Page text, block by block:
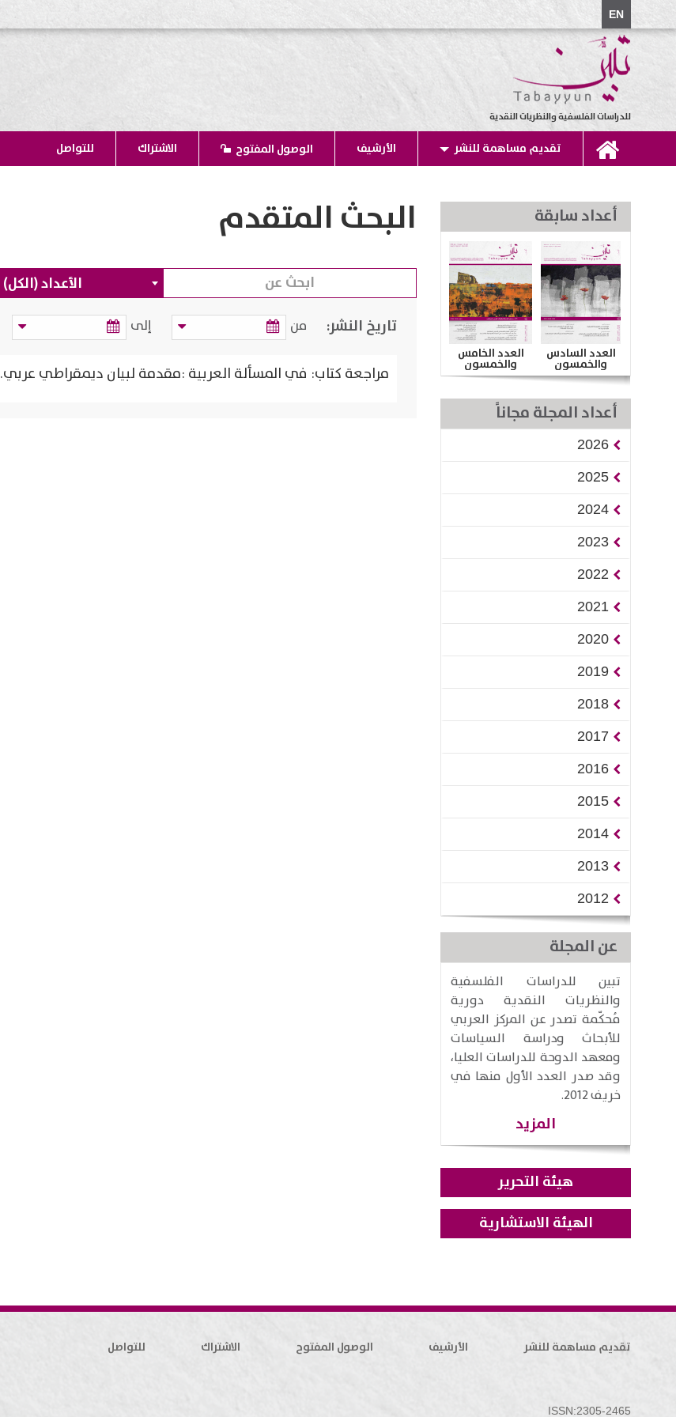
EN
للدراسات الفلسفية والنظريات النقدية
تقديم مساهمة للنشر الأرشيف الوصول المفتوح الاشتراك للتواصل
البحث المتقدم
الأعداد (الكل)
تاريخ النشر:
من إلى
مراجعة كتاب: في المسألة العربية :مقدمة لبيان ديمقراطي عربي.
أعداد سابقة
العدد السادس
والخمسون
العدد الخامس
والخمسون
أعداد المجلة مجاناً
2026
2025
2024
2023
2022
2021
2020
2019
2018
2017
2016
2015
2014
2013
2012
عن المجلة
تبين للدراسات الفلسفية
والنظريات النقدية دورية
مُحكّمة تصدر عن المركز العربي
للأبحاث ودراسة السياسات
ومعهد الدوحة للدراسات العليا،
وقد صدر العدد الأول منها في
خريف 2012.
المزيد
هيئة التحرير
الهيئة الاستشارية
تقديم مساهمة للنشر الأرشيف الوصول المفتوح الاشتراك للتواصل
ISSN:2305-2465